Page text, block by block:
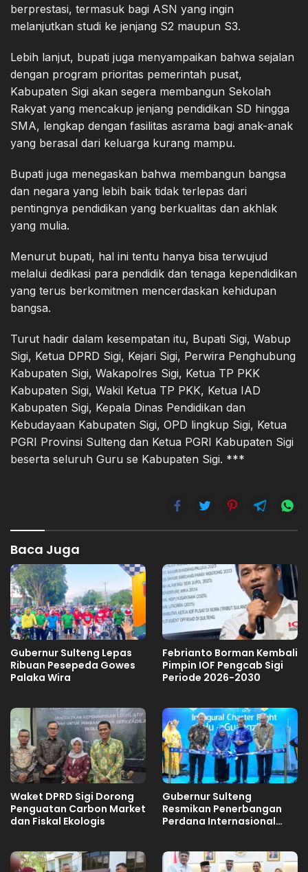
berprestasi, termasuk bagi ASN yang ingin
melanjutkan studi ke jenjang S2 maupun S3.
Lebih lanjut, bupati juga menyampaikan bahwa sejalan
dengan program prioritas pemerintah pusat,
Kabupaten Sigi akan segera membangun Sekolah
Rakyat yang mencakup jenjang pendidikan SD hingga
SMA, lengkap dengan fasilitas asrama bagi anak-anak
yang berasal dari keluarga kurang mampu.
Bupati juga menegaskan bahwa membangun bangsa
dan negara yang lebih baik tidak terlepas dari
pentingnya pendidikan yang berkualitas dan akhlak
yang mulia.
Menurut bupati, hal ini tentu hanya bisa terwujud
melalui dedikasi para pendidik dan tenaga kependidikan
yang terus berkomitmen mencerdaskan kehidupan
bangsa.
Turut hadir dalam kesempatan itu, Bupati Sigi, Wabup
Sigi, Ketua DPRD Sigi, Kejari Sigi, Perwira Penghubung
Kabupaten Sigi, Wakapolres Sigi, Ketua TP PKK
Kabupaten Sigi, Wakil Ketua TP PKK, Ketua IAD
Kabupaten Sigi, Kepala Dinas Pendidikan dan
Kebudayaan Kabupaten Sigi, OPD lingkup Sigi, Ketua
PGRI Provinsi Sulteng dan Ketua PGRI Kabupaten Sigi
beserta seluruh Guru se Kabupaten Sigi. ***
Baca Juga
Gubernur Sulteng Lepas
Ribuan Pesepeda Gowes
Palaka Wira
Febrianto Borman Kembali
Pimpin IOF Pengcab Sigi
Periode 2026-2030
Waket DPRD Sigi Dorong
Penguatan Carbon Market
dan Fiskal Ekologis
Gubernur Sulteng
Resmikan Penerbangan
Perdana Internasional